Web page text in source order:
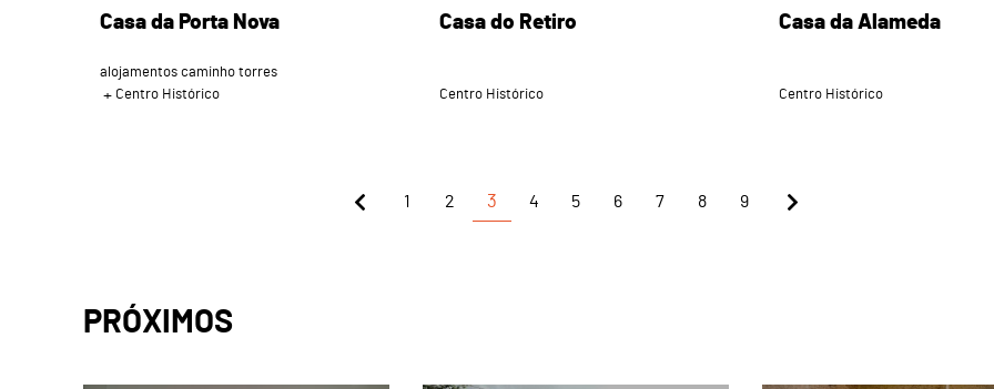
Casa da Porta Nova
alojamentos caminho torres
Centro Histórico
Casa do Retiro
Centro Histórico
Casa da Alameda
Centro Histórico
1 2 3 4 5 6 7 8 9
PRÓXIMOS